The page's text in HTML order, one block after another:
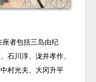
座者包括三岛由纪
石川淳、泷井孝作、
村光夫、大冈升平